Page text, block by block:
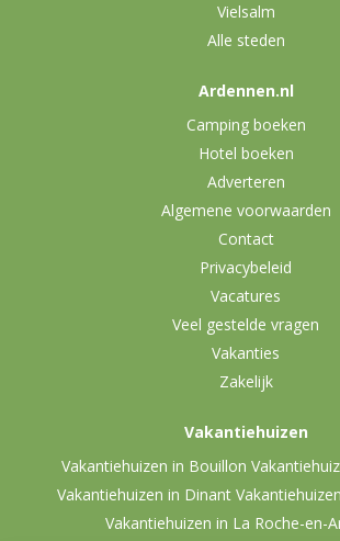
Vielsalm
Alle steden
Ardennen.nl
Camping boeken
Hotel boeken
Adverteren
Algemene voorwaarden
Contact
Privacybeleid
Vacatures
Veel gestelde vragen
Vakanties
Zakelijk
Vakantiehuizen
Vakantiehuizen in Bouillon
Vakantiehuizen in Dinant
Vakantiehuizen in La Roche-en-